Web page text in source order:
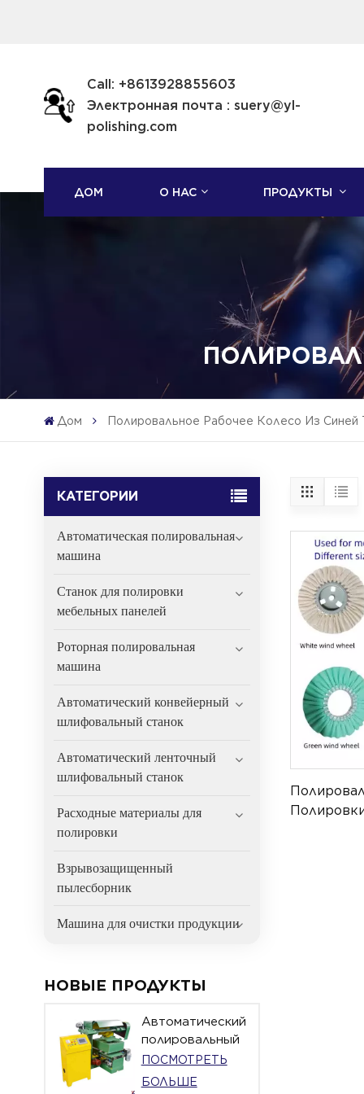
Call: +8613928855603
Электронная почта : suery@yl-
polishing.com
ДОМ О НАС ПРОДУКТЫ
Дом Полировальное Рабочее Колесо Из Синей
КАТЕГОРИИ
Автоматическая полировальная
машина
Станок для полировки
мебельных панелей
Роторная полировальная
машина
Автоматический конвейерный
шлифовальный станок
Автоматический ленточный
шлифовальный станок
Расходные материалы для
полировки
Взрывозащищенный
пылесборник
Машина для очистки продукции
НОВЫЕ ПРОДУКТЫ
Автоматический
полировальный
станок с
поворотным
ПОСМОТРЕТЬ
БОЛЬШЕ